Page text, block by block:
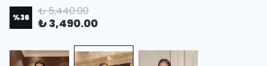
%36 ₺ 5,440.00
₺ 3,490.00